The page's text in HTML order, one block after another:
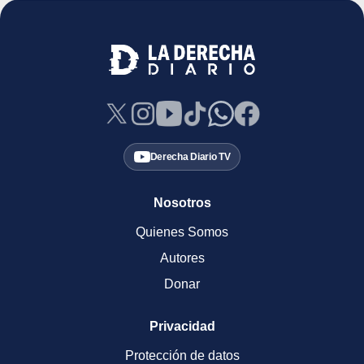
Derecha Diario TV
Nosotros
Quienes Somos
Autores
Donar
Privacidad
Protección de datos